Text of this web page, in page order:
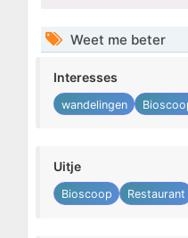
Weet me beter
Interesses
wandelingen
Uitje
Bioscoop Restaurant